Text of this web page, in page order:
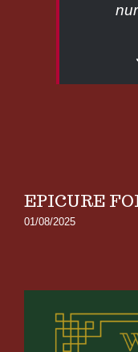
EPICURE
01/08/2025